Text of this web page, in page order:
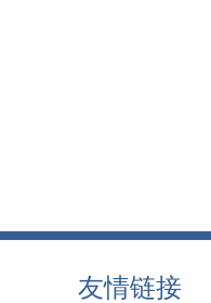
友情链接